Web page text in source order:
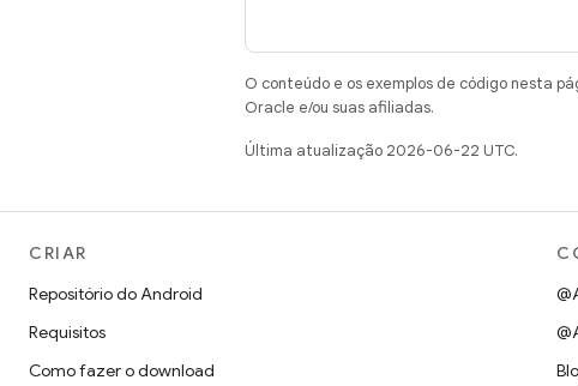
O conteúdo e os exemplos de código nesta
Oracle e/ou suas afiliadas.
Última atualização 2026-06-22 UTC.
CRIAR
Repositório do Android
Requisitos
Como fazer o download